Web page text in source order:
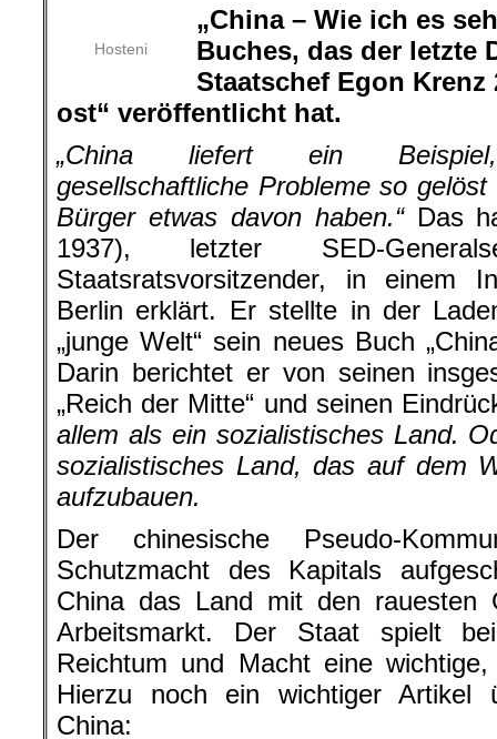
Hosteni
„China – Wie ich es
Buches, das der letzte
Staatschef Egon Krenz
ost“ veröffentlicht hat.
„China liefert ein
gesellschaftliche Probleme so
Bürger etwas davon haben.“Das
1937), letzter SED-
Staatsratsvorsitzender, in einem
Berlin erklärt. Er stellte in der
„junge Welt“ sein neues Buch
Darin berichtet er von seinen
„Reich der Mitte“ und seinen
allem als ein sozialistisches Land.
sozialistisches Land, das auf dem
aufzubauen.
Der chinesische Pseudo-
Schutzmacht des Kapitals
China das Land mit den rauesten
Arbeitsmarkt. Der Staat spielt
Reichtum und Macht eine
Hierzu noch ein wichtiger Artikel
China: